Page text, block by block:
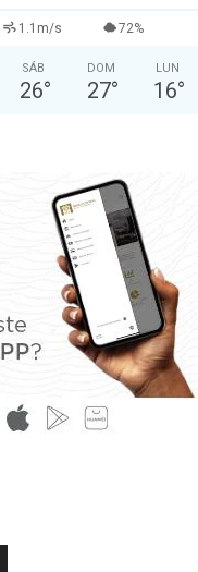
1.1m/s 72%
SÁB
26°
DOM
27°
LUN
16°